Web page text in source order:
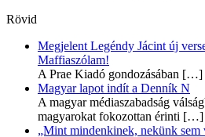
Rövid
Megjelent Legéndy Jácint új
Maffiaszólam!
A Prae Kiadó gondozásában […]
Magyar lapot indít a Denník N
A magyar médiaszabadság
magyarokat fokozottan érinti […]
„Mint mindenkinek, nekünk sem